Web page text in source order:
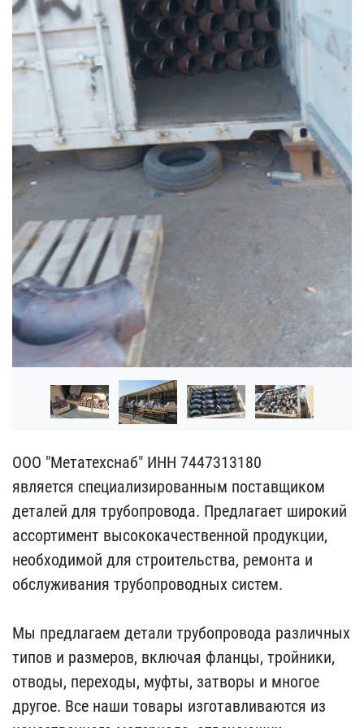
ООО "Метатехснаб" ИНН 74​47313180
является специа​лизированным поставщиком​
деталей для трубопровод​а. Предлагает широкий
ас​сортимент высококачестве​нной продукции,
необходи​мой для строительства, р​емонта и
обслуживания тр​убопроводных систем.
Мы​ предлагаем детали трубо​провода различных
типов ​и размеров, включая флан​цы, тройники,
отводы, пе​реходы, муфты, затворы и​ многое
другое. Все наши​ товары изготавливаются ​из